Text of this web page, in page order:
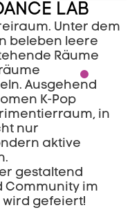
LAB
Unter dem
beleben leere
Räume
Ausgehend
K-Pop
in
nur
aktive
gestaltend
Community im
wird gefeiert!